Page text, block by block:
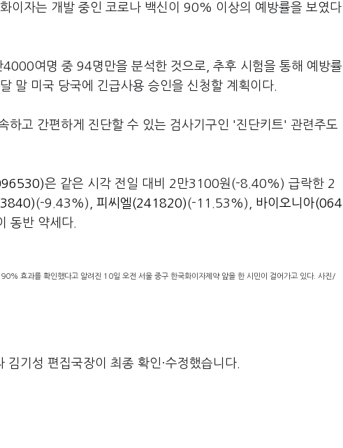
이자는 개발 중인 코로나 백신이 90% 이상의 예방률을 보였다
여명 중 94명만을 분석한 것으로, 추후 시험을 통해 예방률
말 미국 당국에 긴급사용 승인을 신청할 계획이다.
고 간편하게 진단할 수 있는 검사기구인 '진단키트' 관련주도
은 같은 시각 전일 대비 2만3100원(-8.40%) 급락한 2
(-9.43%), 피씨엘(241820)(-11.53%), 바이오니아(064
동반 약세다.
효과를 확인했다고 알려진 10일 오전 서울 중구 한국화이자제약 앞을 한 시민이 걸어가고 있다. 사진/
기성 편집국장이 최종 확인·수정했습니다.